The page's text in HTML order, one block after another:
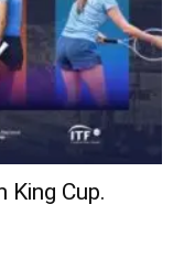
King Cup.